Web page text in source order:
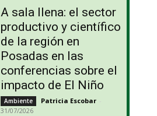
A sala llena: el sector
productivo y científico
de la región en
Posadas en las
conferencias sobre el
impacto de El Niño
Ambiente Patricia Escobar -
31/07/2026